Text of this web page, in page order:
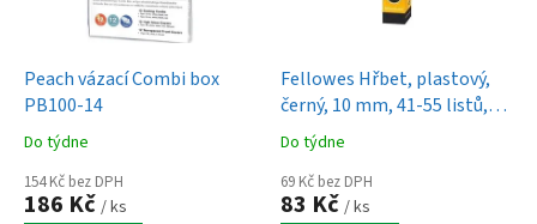
Peach vázací Combi box
PB100-14
Do týdne
154 Kč bez DPH
186 Kč / ks
Fellowes Hřbet, plastový,
černý, 10 mm, 41-55 listů,
25ks
Do týdne
69 Kč bez DPH
83 Kč / ks